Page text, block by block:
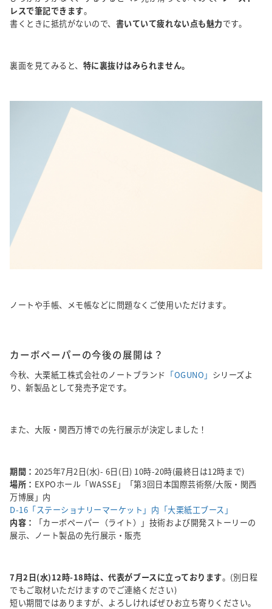
レスで筆記できます。
書くときに抵抗がないので、 書いていて疲れない点も魅力です。
裏面を見てみると、 特に裏抜けはみられません。
ノートや手帳、メモ帳などに問題なくご使用いただけます。
カーボペーパーの今後の展開は？
今秋、大栗紙工株式会社のノートブランド 「OGUNO」 シリーズよ
り、新製品として発売予定です。
また、大阪・関西万博での先行展示が決定しました！
期間： 2025年7月2日(水)- 6日(日) 10時-20時(最終日は12時まで)
場所： EXPOホール「WASSE」「第3回日本国際芸術祭/大阪・関西
万博展」内
D-16「ステーショナリーマーケット」内「大栗紙工ブース」
内容：
「カーボペーパー（ライト）」技術および開発ストーリーの
展示、ノート製品の先行展示・販売
7月2日(水)12時-18時は、代表がブースに立っております。(別日程
でもご取材いただけますのでご連絡ください)
短い期間ではありますが、よろしければぜひお立ち寄りください。